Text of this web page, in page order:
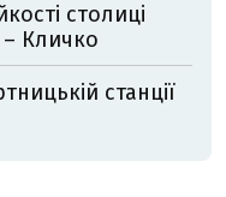
столиці
Кличко
станції